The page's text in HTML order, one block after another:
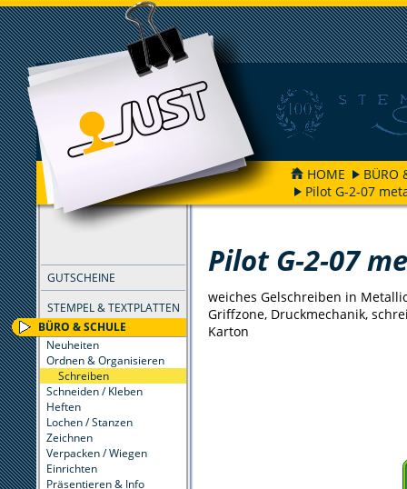
HOME
BÜRO
Pilot G-2-07
GUTSCHEINE
STEMPEL & TEXTPLATTEN
BÜRO & SCHULE
Neuheiten
Ordnen & Organisieren
Schreiben
Schneiden / Kleben
Heften
Lochen / Stanzen
Zeichnen
Verpacken / Wiegen
Einrichten
Präsentieren & Info
FILTER
Pilot G-2-07
weiches Gelschreiben in
Griffzone, Druckmechanik,
Karton